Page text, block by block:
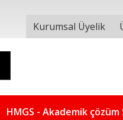
Kurumsal Üyelik
HMGS - Akademik çözüm